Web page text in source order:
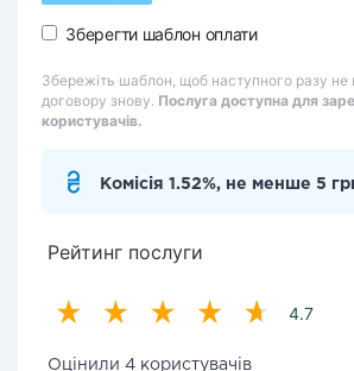
Зберегти шаблон оплати
Збережіть шаблон, щоб наступного разу не
договору знову. Послуга доступна для
користувачів.
Комісія 1.52%, не менше 5
Рейтинг послуги
4.7
Оцінили 4 користувачів